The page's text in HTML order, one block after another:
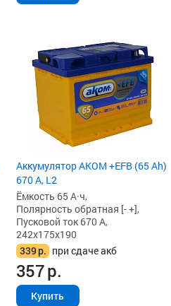
Аккумулятор AKOM +EFB (65 Ah)
670 А, L2
Ёмкость 65 А·ч,
Полярность обратная [- +],
Пусковой ток 670 А,
242x175x190
339р. при сдаче акб
357р.
Купить